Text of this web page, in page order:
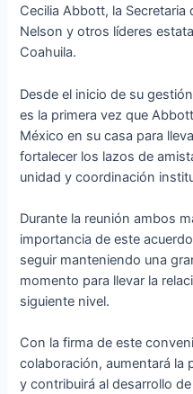
Cecilia Abbott, la Secretaria
Nelson y otros líderes
Coahuila.
Desde el inicio de su
es la primera vez que
México en su casa para
fortalecer los lazos de
unidad y coordinación
Durante la reunión ambos
importancia de este
seguir manteniendo una
momento para llevar la
siguiente nivel.
Con la firma de este
colaboración, aumentará la
y contribuirá al desarrollo